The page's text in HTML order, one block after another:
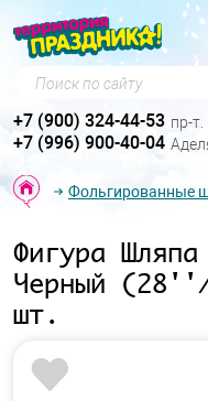
Поиск по сайту
+7 (900) 324-44-53 пр-
+7 (996) 900-40-04
Фольгированные
Фигура
Черный
шт.